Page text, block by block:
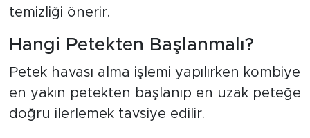
temizliği önerir.
Hangi Petekten Başlanmalı?
Petek havası alma işlemi yapılırken kombiye
en yakın petekten başlanıp en uzak peteğe
doğru ilerlemek tavsiye edilir.